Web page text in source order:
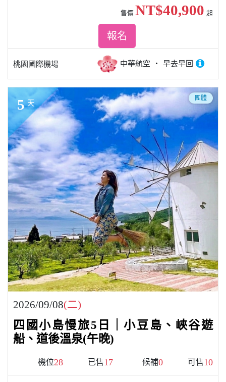
桃園國際機場 中華航空 早去早回
售價 NT$40,900 起
報名
5 天
團體
2026/09/08(二)
四國小島慢旅5日｜小豆島、峽谷遊
船、道後溫泉(午晚)
機位28 已售17 候補0 可售10